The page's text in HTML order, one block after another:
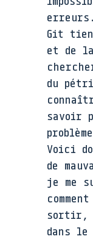
Git
et de
du
savoir
Voici
de
je me
sortir,
dans